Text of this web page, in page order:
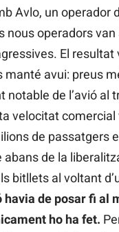
Avlo, un operador
nous operadors
El resultat
manté avui: preus
notable de l’avió al
velocitat
de passatgers
abans de la
bitllets al voltant
de posar fi al
ho ha fet.